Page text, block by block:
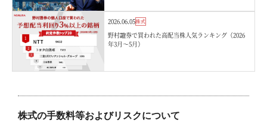
2026.06.05株式
野村證券で買われた高配当株人気ランキング（2026
年3月〜5月）
株式の手数料等およびリスクについて